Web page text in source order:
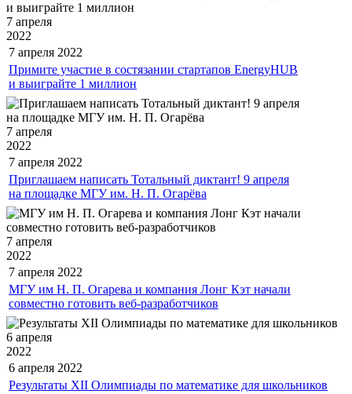
7 апреля
2022
7 апреля 2022
Примите участие в состязании стартапов EnergyHUB
и выиграйте 1 миллион
7 апреля
2022
7 апреля 2022
Приглашаем написать Тотальный диктант! 9 апреля
на площадке МГУ им. Н. П. Огарёва
7 апреля
2022
7 апреля 2022
МГУ им Н. П. Огарева и компания Лонг Кэт начали
совместно готовить веб-разработчиков
6 апреля
2022
6 апреля 2022
Результаты XII Олимпиады по математике для школьников